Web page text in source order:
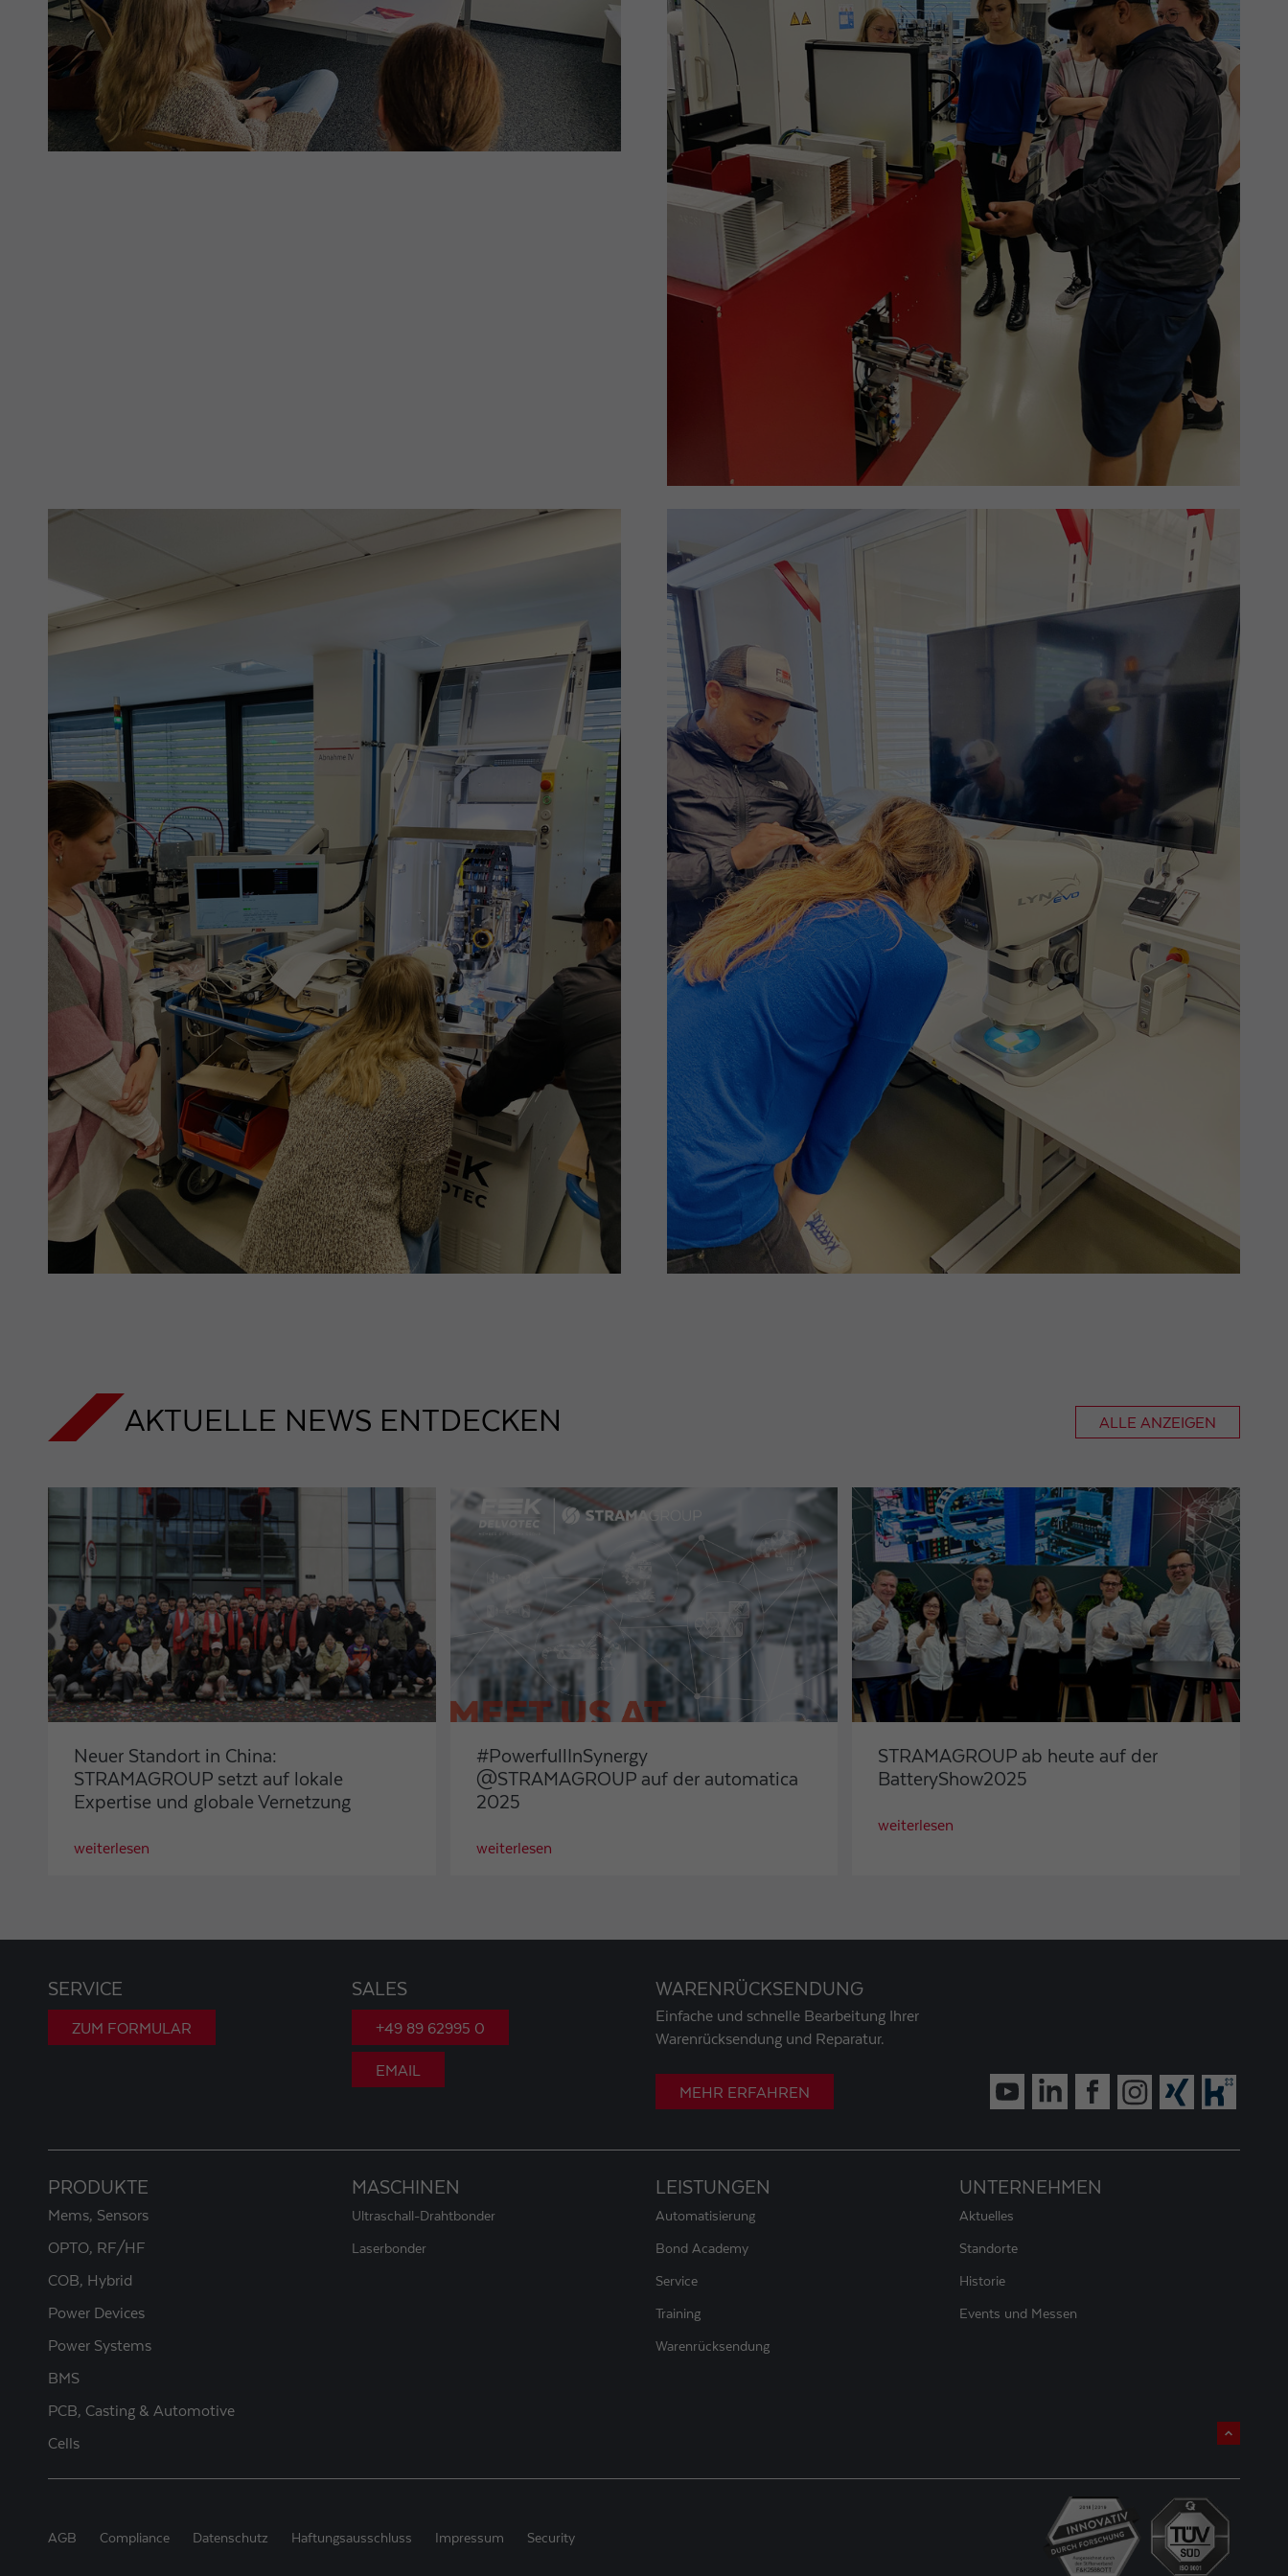
AKTUELLE NEWS ENTDECKEN ALLE ANZEIGEN
Neuer Standort in China:
STRAMAGROUP setzt auf lokale
Expertise und globale Vernetzung
weiterlesen
#PowerfullInSynergy
@STRAMAGROUP auf der automatica
2025
weiterlesen
STRAMAGROUP ab heute auf der
BatteryShow2025
weiterlesen
SERVICE
ZUM FORMULAR
SALES
+49 89 62995 0
EMAIL
WARENRÜCKSENDUNG
Einfache und schnelle Bearbeitung Ihrer
Warenrücksendung und Reparatur.
MEHR ERFAHREN
PRODUKTE
Mems, Sensors
OPTO, RF/HF
COB, Hybrid
Power Devices
Power Systems
BMS
PCB, Casting & Automotive
Cells
MASCHINEN
Ultraschall-Drahtbonder
Laserbonder
LEISTUNGEN
Automatisierung
Bond Academy
Service
Training
Warenrücksendung
UNTERNEHMEN
Aktuelles
Standorte
Historie
Events und Messen
AGB Compliance Datenschutz Haftungsausschluss Impressum Security
Laufzeit 1 Tag
Zweck
Wird von Google Analytics verwendet, um die
Anforderungsrate einzuschränken
Registriert eine eindeutige ID, die verwendet wird, um
statistische Daten dazu, wie der Besucher die Website